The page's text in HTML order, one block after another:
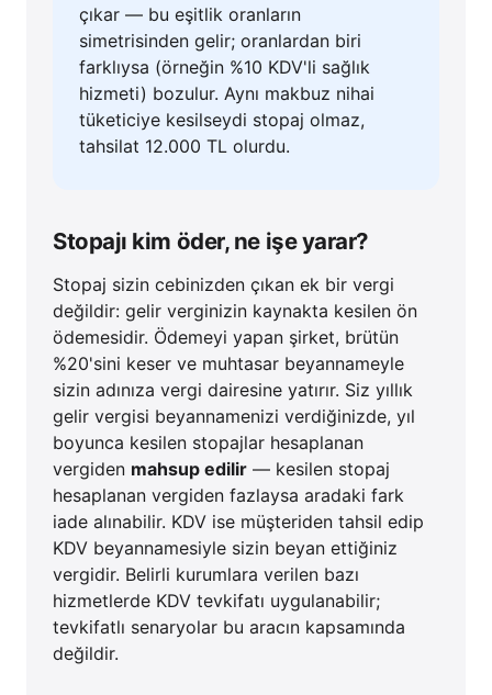
çıkar — bu eşitlik oranların
simetrisinden gelir; oranlardan biri
farklıysa (örneğin %10 KDV'li sağlık
hizmeti) bozulur. Aynı makbuz nihai
tüketiciye kesilseydi stopaj olmaz,
tahsilat 12.000 TL olurdu.
Stopajı kim öder, ne işe yarar?
Stopaj sizin cebinizden çıkan ek bir vergi
değildir: gelir verginizin kaynakta kesilen ön
ödemesidir. Ödemeyi yapan şirket, brütün
%20'sini keser ve muhtasar beyannameyle
sizin adınıza vergi dairesine yatırır. Siz yıllık
gelir vergisi beyannamenizi verdiğinizde, yıl
boyunca kesilen stopajlar hesaplanan
vergiden mahsup edilir — kesilen stopaj
hesaplanan vergiden fazlaysa aradaki fark
iade alınabilir. KDV ise müşteriden tahsil edip
KDV beyannamesiyle sizin beyan ettiğiniz
vergidir. Belirli kurumlara verilen bazı
hizmetlerde KDV tevkifatı uygulanabilir;
tevkifatlı senaryolar bu aracın kapsamında
değildir.